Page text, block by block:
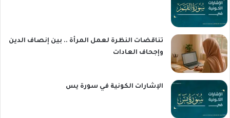
تناقضات النظرة لعمل المرأة .. بين إنصاف الدين
وإجحاف العادات
الإشارات الكونية في سورة يس